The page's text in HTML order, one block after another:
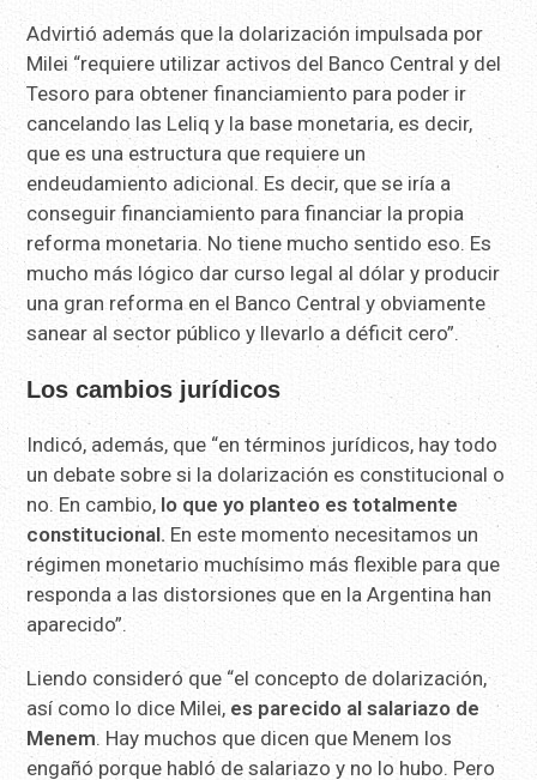
Advirtió además que la dolarización impulsada por
Milei “requiere utilizar activos del Banco Central y del
Tesoro para obtener financiamiento para poder ir
cancelando las Leliq y la base monetaria, es decir,
que es una estructura que requiere un
endeudamiento adicional. Es decir, que se iría a
conseguir financiamiento para financiar la propia
reforma monetaria. No tiene mucho sentido eso. Es
mucho más lógico dar curso legal al dólar y producir
una gran reforma en el Banco Central y obviamente
sanear al sector público y llevarlo a déficit cero”.
Los cambios jurídicos
Indicó, además, que “en términos jurídicos, hay todo
un debate sobre si la dolarización es constitucional o
no. En cambio, lo que yo planteo es totalmente
constitucional. En este momento necesitamos un
régimen monetario muchísimo más flexible para que
responda a las distorsiones que en la Argentina han
aparecido”.
Liendo consideró que “el concepto de dolarización,
así como lo dice Milei, es parecido al salariazo de
Menem. Hay muchos que dicen que Menem los
engañó porque habló de salariazo y no lo hubo. Pero